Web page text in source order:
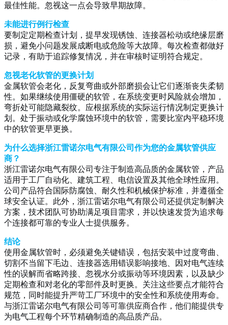
最佳性能。忽视这一点会导致早期故障。
未能进行例行检查
要制定定期检查计划，提早发现锈蚀、连接器松动或绝缘层磨
损，避免小问题发展成断电或危险等大故障。每次检查都做好
记录，有助于追踪修复情况，并在审核时证明符合规定。
忽视老化软管的更换计划
金属软管会老化，反复弯曲或外部磨损会让它们逐渐丧失柔韧
性。如果继续使用僵硬的软管，在系统变更时风险就会增加，
弯折处可能隐藏裂纹。应根据系统的实际运行情况制定更换计
划。处于振动或化学腐蚀环境中的软管，需要比室内平稳环境
中的软管更早更换。
为什么选择浙江雷诺尔电气有限公司作为您的金属软管供应
商？
浙江雷诺尔电气有限公司专注于制造高品质的金属软管，产品
适用于工厂自动化、建筑工程、电信设置及其他全球性应用。
公司产品符合国际防腐蚀、耐久性和机械保护标准，并遵循全
球安全认证。此外，浙江雷诺尔电气有限公司还提供定制解决
方案，技术团队可协助满足项目需求，并以快速发货为追求每
个连接都可靠的专业人士提供服务。
结论
使用金属软管时，必须避免关键错误，包括安装中过度弯曲、
切割不当留下毛边、连接器选用错误影响接地、因对电气连续
性的误解而省略跨接、忽视水分或振动等环境因素，以及缺少
定期检查和对老化的零部件及时更换。关注这些要点才能符合
规范，同时能提升严苛工厂环境中的安全性和系统使用寿命。
与浙江雷诺尔电气有限公司等可靠供应商合作，他们能提供专
为电气工程每个环节精确制造的高品质产品。